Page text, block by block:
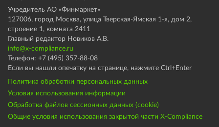
Учредитель АО «Финмаркет»
127006, город Москва, улица Тверская-Ямская 1-я, дом 2,
строение 1, комната 2411
Главный редактор Новиков А.В.
info@x-compliance.ru
Телефон: +7 (495) 357-88-08
Если вы нашли опечатку на странице, нажмите Ctrl+Enter
Политика обработки персональных данных
Условия использования информации
Обработка файлов сессионных данных (cookie)
Общие условия использования закрытой части X-Compliance